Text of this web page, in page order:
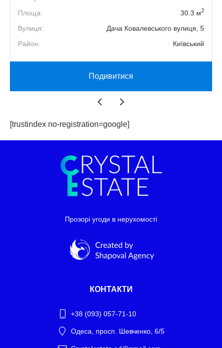
Площа:
30.3 м2
Вулиця:
Дача Ковалевського вулиця, 5
Район:
Київський
Подивитися
[trustindex no-registration=google]
Прозорі угоди в нерухомості
КОНТАКТИ
+38 (093) 057-71-10
Одеса, просп. Шевченко, 6/5